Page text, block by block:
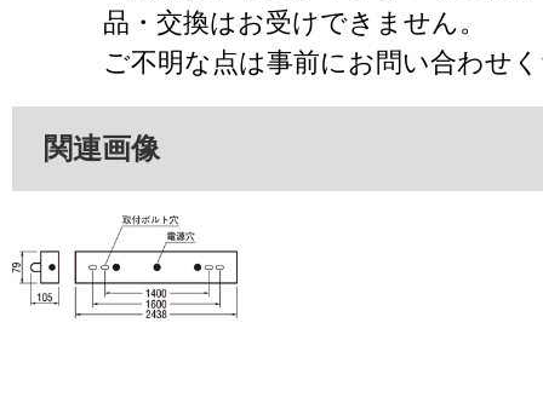
品・交換はお受けできません。
ご不明な点は事前にお問い合わせ
関連画像